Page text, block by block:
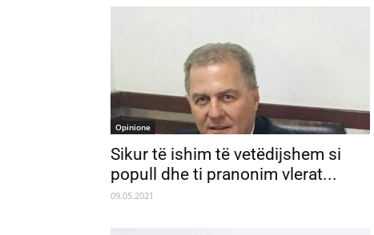
Opinione
Sikur të ishim të vetëdijshem si
popull dhe ti pranonim vlerat...
09.05.2021